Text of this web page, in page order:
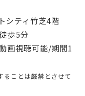
シティ竹芝4階
歩5分
画視聴可能/期間1
ことは厳禁とさせて